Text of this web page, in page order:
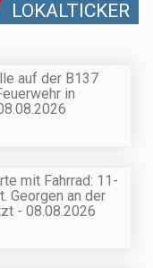
LOKALTICKER
auf der B137
in
mit Fahrrad: 11-
Georgen an der
- 08.08.2026